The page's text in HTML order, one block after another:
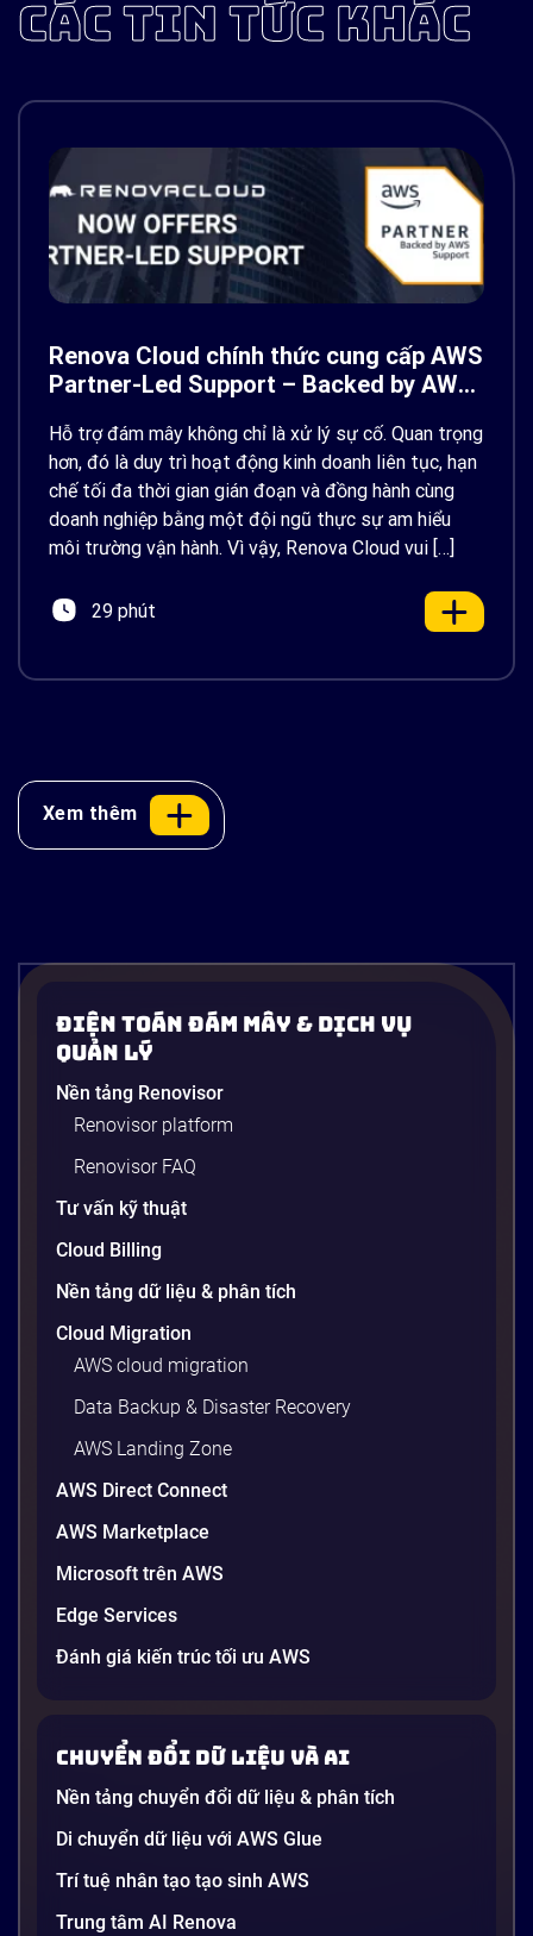
CÁC TIN TỨC KHÁC
Renova Cloud chính thức cung cấp AWS
Partner-Led Support – Backed by AWS
Hỗ trợ đám mây không chỉ là xử lý sự cố. Quan trọng
hơn, đó là duy trì hoạt động kinh doanh liên tục, hạn
chế tối đa thời gian gián đoạn và đồng hành cùng
doanh nghiệp bằng một đội ngũ thực sự am hiểu
môi trường vận hành. Vì vậy, Renova Cloud vui […]
29 phút
Docker là gì? Container hóa ứng dụng
Một vấn đề cực kỳ quen thuộc trong ngành phần
máy cá nhân, nhưng khi đẩy lên server production
thì toàn lỗi. Lý do? Sự khác biệt về phiên bản thư
viện, cấu hình OS, biến môi trường – những thứ
20 phút
Generative AI là gì? Giải thích đơn giản
và ứng dụng cho doanh nghiệp Việt
Nam 2026
Gần đây, bạn có thể nghe đến thuật ngữ “Generative
startup công nghệ. Vấn đề là phần lớn lời giải thích
dường như chỉ được viết cho kỹ sư, không phải cho
người […]
21 phút
Xem thêm
Điện Toán Đám Mây & Dịch Vụ
Quản Lý
Nền tảng Renovisor
Renovisor platform
Renovisor FAQ
Tư vấn kỹ thuật
Cloud Billing
Nền tảng dữ liệu & phân tích
Cloud Migration
AWS cloud migration
Data Backup & Disaster Recovery
AWS Landing Zone
AWS Direct Connect
AWS Marketplace
Microsoft trên AWS
Edge Services
Đánh giá kiến trúc tối ưu AWS
Chuyển đổi dữ liệu và AI
Nền tảng chuyển đổi dữ liệu & phân tích
Di chuyển dữ liệu với AWS Glue
Trí tuệ nhân tạo tạo sinh AWS
Trung tâm AI Renova